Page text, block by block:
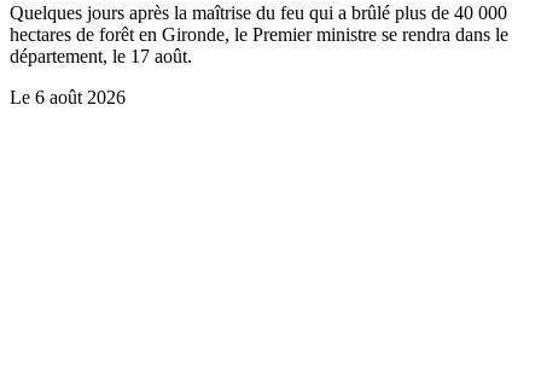
Quelques jours après la maîtrise du feu qui a brûlé plus de 40 000
hectares de forêt en Gironde, le Premier ministre se rendra dans le
département, le 17 août.
Le 6 août 2026